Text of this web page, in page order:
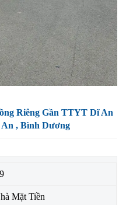
Riêng Gần TTYT Dĩ An
, Bình Dương
Mặt Tiền